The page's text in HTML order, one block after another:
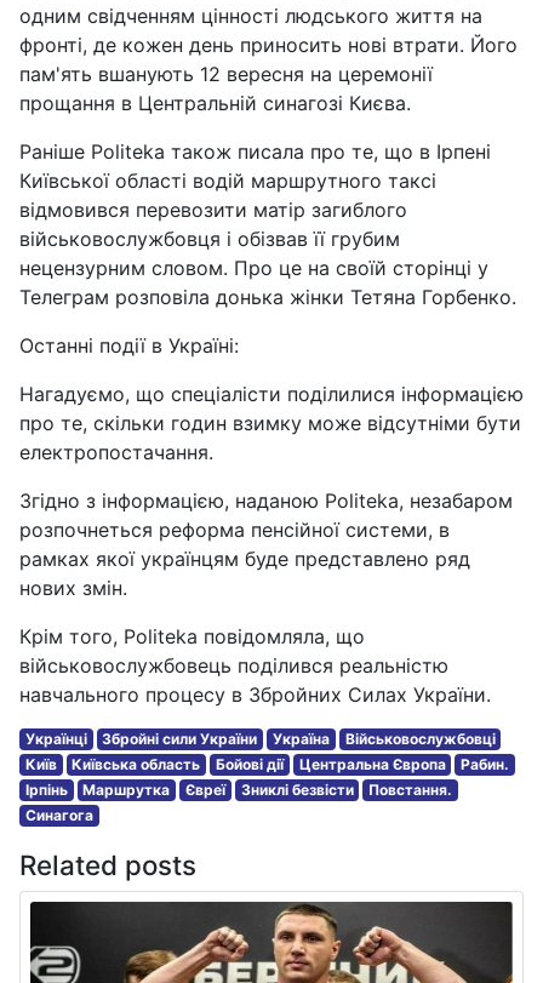
одним свідченням цінності людського життя на
фронті, де кожен день приносить нові втрати. Його
пам'ять вшанують 12 вересня на церемонії
прощання в Центральній синагозі Києва.
Раніше Politeka також писала про те, що в Ірпені
Київської області водій маршрутного таксі
відмовився перевозити матір загиблого
військовослужбовця і обізвав її грубим
нецензурним словом. Про це на своїй сторінці у
Телеграм розповіла донька жінки Тетяна Горбенко.
Останні події в Україні:
Нагадуємо, що спеціалісти поділилися інформацією
про те, скільки годин взимку може відсутніми бути
електропостачання.
Згідно з інформацією, наданою Politeka, незабаром
розпочнеться реформа пенсійної системи, в
рамках якої українцям буде представлено ряд
нових змін.
Крім того, Politeka повідомляла, що
військовослужбовець поділився реальністю
навчального процесу в Збройних Силах України.
Українці Збройні сили України Україна
Військовослужбовці
Київ
Київська область Бойові дії Центральна Європа
Рабин.
Ірпінь
Маршрутка Євреї Зниклі безвісти
Повстання.
Синагога
Related posts